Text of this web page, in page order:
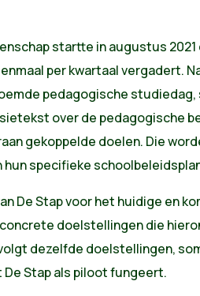
startte in augustus
per kwartaal vergadert.
pedagogische studiedag,
over de pedagogische
gekoppelde doelen. Die
hun specifieke
De Stap voor het huidige en
doelstellingen die
dezelfde doelstellingen,
Stap als piloot fungeert.